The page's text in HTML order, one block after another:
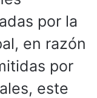
por la
en razón
por
este